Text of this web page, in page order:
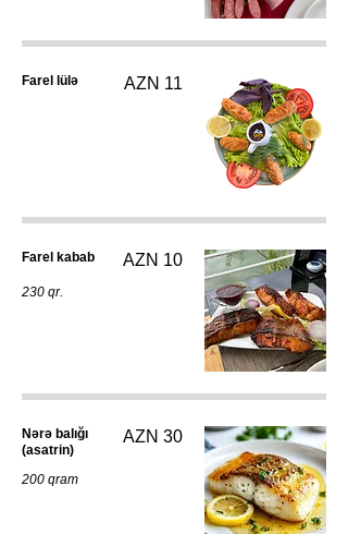
Farel lülə AZN 11
Farel kabab
230 qr.
AZN 10
Nərə balığı
(asatrin)
200 qram
AZN 30